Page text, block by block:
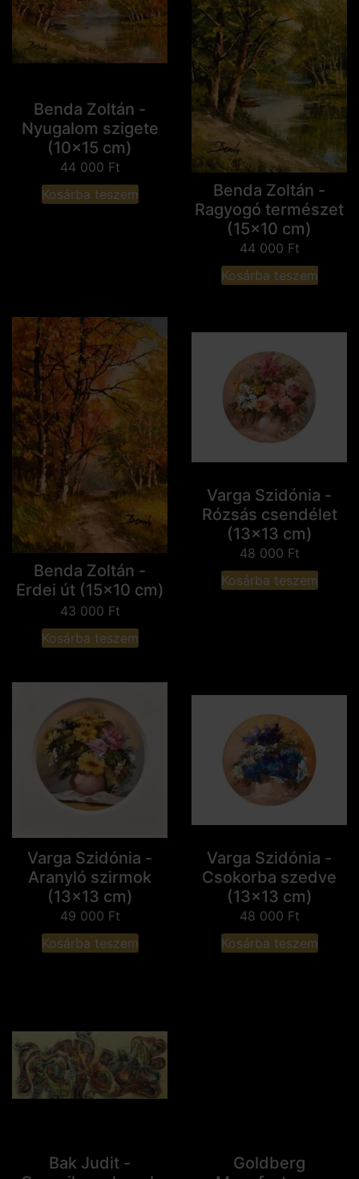
Benda Zoltán -
Nyugalom szigete
(10x15 cm)
44 000 Ft
Kosárba teszem
Benda Zoltán -
Ragyogó természet
(15x10 cm)
44 000 Ft
Kosárba teszem
Benda Zoltán -
Erdei út (15x10 cm)
43 000 Ft
Kosárba teszem
Varga Szidónia -
Rózsás csendélet
(13x13 cm)
48 000 Ft
Kosárba teszem
Varga Szidónia -
Aranyló szirmok
(13x13 cm)
49 000 Ft
Kosárba teszem
Varga Szidónia -
Csokorba szedve
(13x13 cm)
48 000 Ft
Kosárba teszem
Bak Judit -
Goldberg